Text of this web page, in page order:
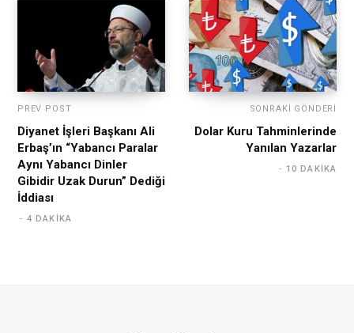
PREV POST
Diyanet İşleri Başkanı Ali
Erbaş’ın “Yabancı Paralar
Aynı Yabancı Dinler
Gibidir Uzak Durun” Dediği
İddiası
4 DAKIKA
SONRAKI GÖNDERI
Dolar Kuru Tahminlerinde
Yanılan Yazarlar
10 DAKIKA